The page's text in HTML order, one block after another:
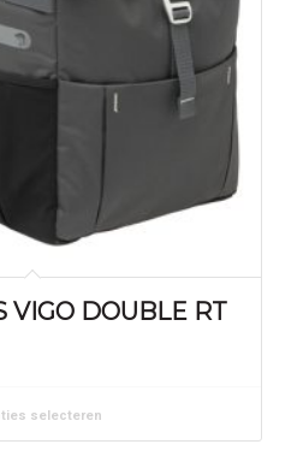
VIGO DOUBLE RT
selecteren